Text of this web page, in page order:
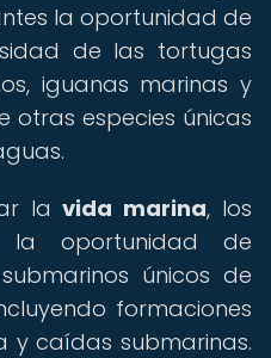
la oportunidad de
de las tortugas
iguanas marinas y
otras especies únicas
lavida marina, los
la oportunidad de
únicos de
formaciones
y caídas submarinas.